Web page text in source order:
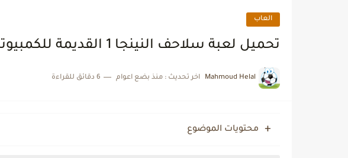
أعرف الجديد في عالم شحن ألعاب الأونلاين بطرق
خدمات الطباعة والسي دي والفلاش توصيل من مؤسسة
العاب
تحميل لعبة سلاحف النينجا 1 القديمة للكمبيوتر
Mahmoud Helal اخر تحديث :منذ بضع اعوام 6 دقائق للقراءة
محتويات الموضوع